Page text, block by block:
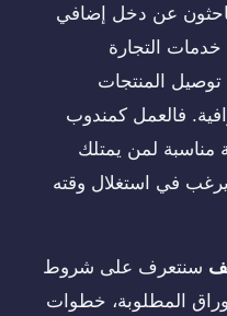
عن دخل إضافي
التجارة
توصيل المنتجات
فالعمل كمندوب
لمن يمتلك
في استغلال وقته
سنتعرف على شروط
المطلوبة، خطوات